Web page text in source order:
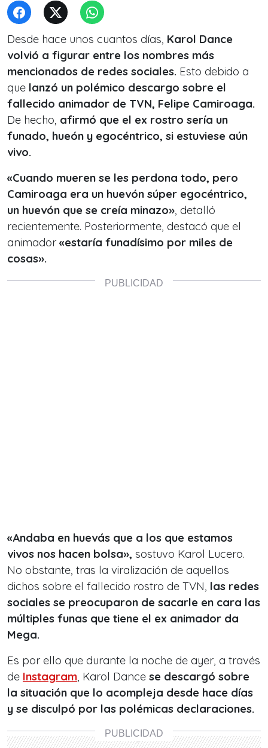
Desde hace unos cuantos días, Karol Dance
volvió a figurar entre los nombres más
mencionados de redes sociales. Esto debido a
que lanzó un polémico descargo sobre el
fallecido animador de TVN, Felipe Camiroaga.
De hecho, afirmó que el ex rostro sería un
funado, hueón y egocéntrico, si estuviese aún
vivo.
«Cuando mueren se les perdona todo, pero
Camiroaga era un huevón súper egocéntrico,
un huevón que se creía minazo», detalló
recientemente. Posteriormente, destacó que el
animador «estaría funadísimo por miles de
cosas».
«Andaba en huevás que a los que estamos
vivos nos hacen bolsa», sostuvo Karol Lucero.
No obstante, tras la viralización de aquellos
dichos sobre el fallecido rostro de TVN, las redes
sociales se preocuparon de sacarle en cara las
múltiples funas que tiene el ex animador da
Mega.
Es por ello que durante la noche de ayer, a través
de Instagram, Karol Dance se descargó sobre
la situación que lo acompleja desde hace días
y se disculpó por las polémicas declaraciones.